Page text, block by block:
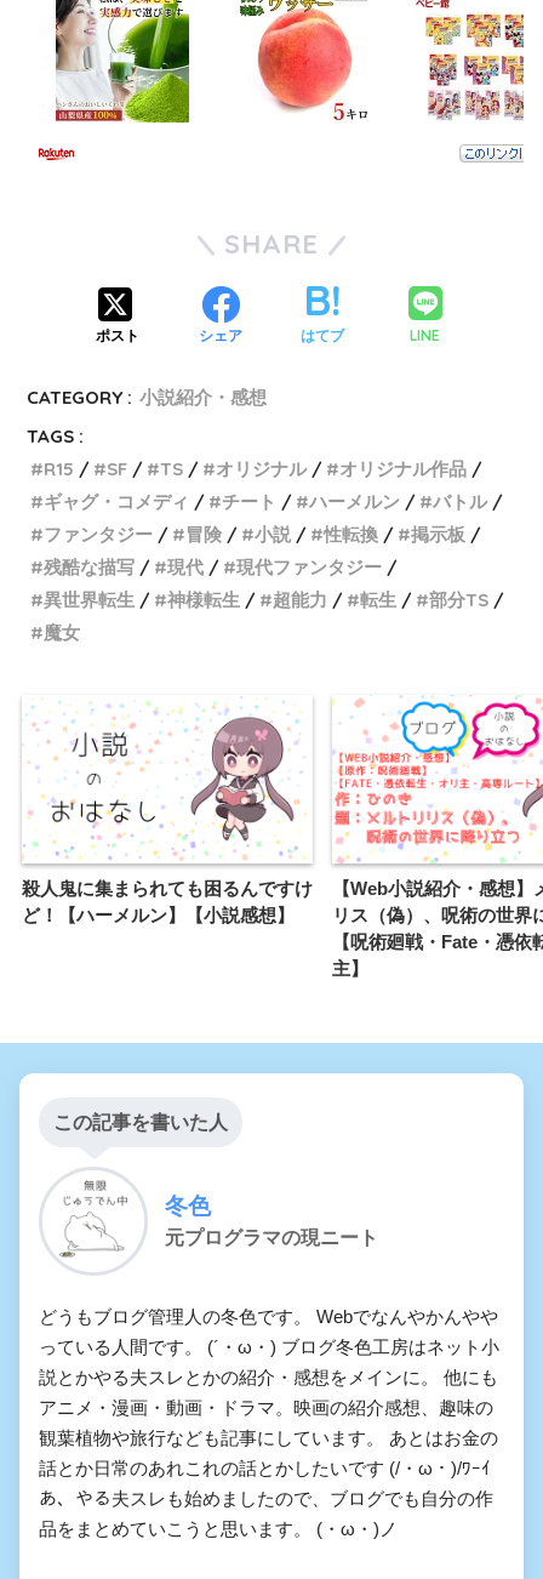
SHARE
ポスト シェア はてブ LINE
CATEGORY : 小説紹介・感想
TAGS :
R15
SF TS オリジナル
オリジナル作品
ギャグ・コメディ
チート ハーメルン
バトル
ファンタジー
冒険 小説 性転換
掲示板
残酷な描写
現代
現代ファンタジー
異世界転生
神様転生 超能力 転生
部分TS
魔女
殺人鬼に集まられても困るんですけ
ど！【ハーメルン】【小説感想】
【Web小説紹介・感想】
リス（偽）、呪術の世界
【呪術廻戦・Fate・憑依
主】
この記事を書いた人
冬色
元プログラマの現ニート
どうもブログ管理人の冬色です。 Webでなんやかんやや
っている人間です。 (´・ω・) ブログ冬色工房はネット小
説とかやる夫スレとかの紹介・感想をメインに。 他にも
アニメ・漫画・動画・ドラマ。映画の紹介感想、趣味の
観葉植物や旅行なども記事にしています。 あとはお金の
話とか日常のあれこれの話とかしたいです (/・ω・)/ﾜｰｲ
あ、やる夫スレも始めましたので、ブログでも自分の作
品をまとめていこうと思います。 (・ω・)ノ